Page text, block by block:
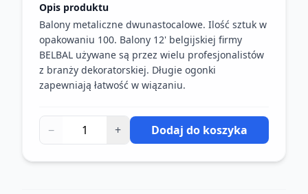
Opis produktu
Balony metaliczne dwunastocalowe. Ilość sztuk w
opakowaniu 100. Balony 12' belgijskiej firmy
BELBAL używane są przez wielu profesjonalistów
z branży dekoratorskiej. Długie ogonki
zapewniają łatwość w wiązaniu.
− + Dodaj do koszyka